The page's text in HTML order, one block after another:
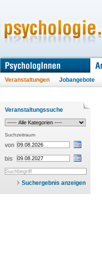
Veranstaltungen Jobangebote
Veranstaltungssuche
Suchzeitraum
von
bis
Suchergebnis anzeigen